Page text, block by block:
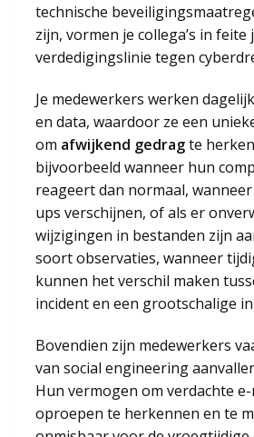
technische
zijn, vormen je collega’s in feite
verdedigingslinie tegen
Je medewerkers werken
en data, waardoor ze een
om afwijkend gedragte
bijvoorbeeld wanneer hun
reageert dan normaal,
ups verschijnen, of als er
wijzigingen in bestanden zijn
soort observaties, wanneer
kunnen het verschil maken
incident en een grootschalige
Bovendien zijn medewerkers
van social engineering
Hun vermogen om verdachte
oproepen te herkennen en te